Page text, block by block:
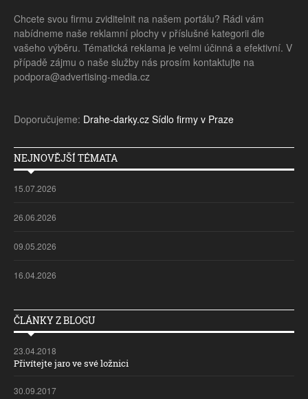
Chcete svou firmu zviditelnit na našem portálu? Rádi vám
nabídneme naše reklamní plochy v příslušné kategorii dle
vašeho výběru. Tématická reklama je velmi účinná a efektivní. V
případě zájmu o naše služby nás prosím kontaktujte na
podpora@advertising-media.cz
Doporučujeme: Drahe-darky.cz Sídlo firmy v Praze
NEJNOVĚJŠÍ TÉMATA
15.07.2026
26.06.2026
09.05.2026
16.04.2026
ČLÁNKY Z BLOGU
23.04.2018
Přivítejte jaro ve své ložnici
30.09.2017